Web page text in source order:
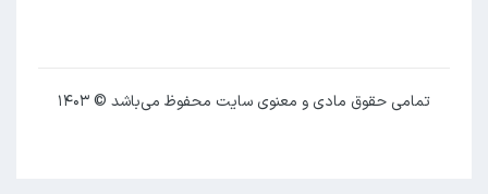
تمامی حقوق مادی و معنوی سایت محفوظ می‌باشد © ۱۴۰۳